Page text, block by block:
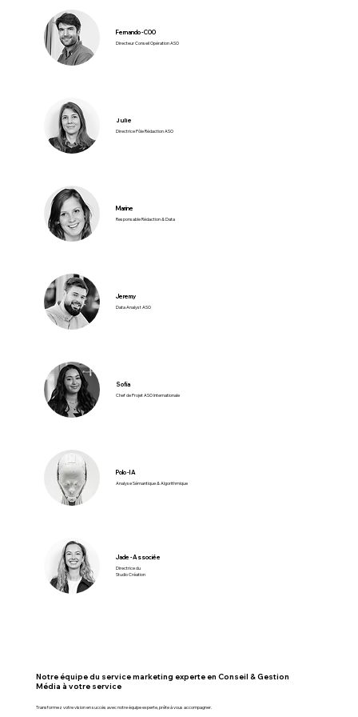
Fernando - COO
Directeur Conseil Opération ASO
Julie
Directrice Pôle Rédaction ASO
Marine
Responsable Rédaction & Data
Jeremy
Data Analyst ASO
Sofia
Chef de Projet ASO Internationale
Polo - IA
Analyse Sémantique & Algorithmique
Jade - Associée
Directrice du
Studio Création
Notre équipe du service marketing experte en Conseil & Gestion
Média à votre service
Transformez votre vision en succès avec notre équipe experte, prête à vous accompagner.